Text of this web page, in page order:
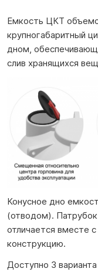
Емкость ЦКТ
крупногабаритный
дном,
слив хранящихся
Конусное дно
(отводом).
отличается вместе
конструкцию.
Доступно 3